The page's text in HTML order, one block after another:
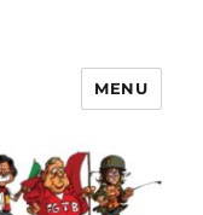
MENU